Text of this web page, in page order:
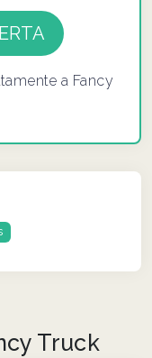
a Fancy
Truck